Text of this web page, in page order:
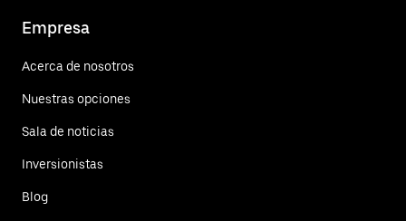
Empresa
Acerca de nosotros
Nuestras opciones
Sala de noticias
Inversionistas
Blog